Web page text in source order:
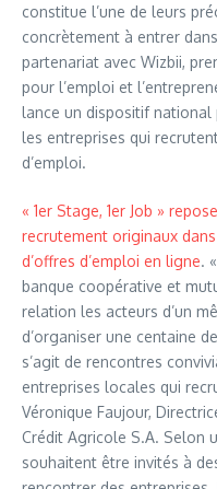
constitue l’une de leurs
concrètement à entrer
partenariat avec Wizbii,
pour l’emploi et
lance un dispositif
les entreprises qui
d’emploi.
« 1er Stage, 1er Job »
recrutement originaux
d’offres d’emploi en ligne.
banque coopérative et
relation les acteurs d’un
d’organiser une centaine
s’agit de rencontres
entreprises locales qui
Véronique Faujour,
Crédit Agricole S.A. Selon
souhaitent être invités à